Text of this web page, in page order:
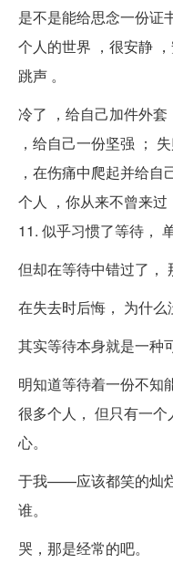
是不是能给思念一份证
个人的世界 ，很安静
跳声 。
冷了 ，给自己加件外
，给自己一份坚强 ；
，在伤痛中爬起并给
个人 ，你从来不曾来
11. 似乎习惯了等待，
但却在等待中错过了，
在失去时后悔， 为什么
其实等待本身就是一种
明知道等待着一份不知
很多个人， 但只有一
心。
于我——应该都笑的灿
谁。
哭，那是经常的吧。